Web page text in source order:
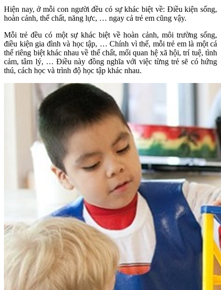
Hiện nay, ở mỗi con người đều có sự khác biệt về: Điều kiện sống,
hoàn cảnh, thể chất, năng lực, … ngay cả trẻ em cũng vậy.
Mỗi trẻ đều có một sự khác biệt về hoàn cảnh, môi trường sống,
điều kiện gia đình và học tập, … Chính vì thế, mỗi trẻ em là một cá
thể riêng biệt khác nhau về thể chất, mối quan hệ xã hội, trí tuệ, tình
cảm, tâm lý, … Điều này đồng nghĩa với việc từng trẻ sẽ có hứng
thú, cách học và trình độ học tập khác nhau.